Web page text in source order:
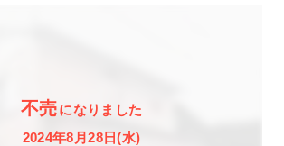
不売になりました
2024年8月28日(水)